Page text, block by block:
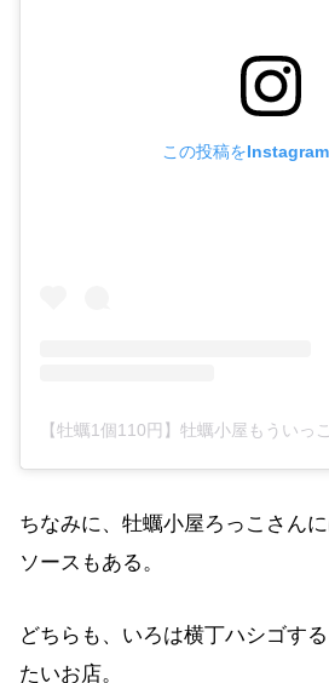
この投稿を
ちなみに、牡蠣小屋ろっこさん
ソースもある。
どちらも、いろは横丁ハシゴす
たいお店。